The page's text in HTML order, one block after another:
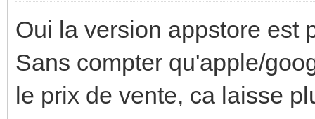
Oui la version appstore est
Sans compter qu'apple/
le prix de vente, ca laisse